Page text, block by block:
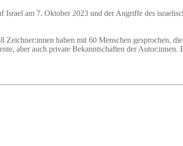
Israel am 7. Oktober 2023 und der Angriffe des
haben mit 60 Menschen gesprochen,
aber auch private Bekanntschaften der Autor:innen.